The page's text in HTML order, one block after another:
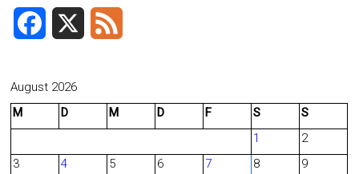
c
b
August 2026
M
D M D F S
S
1
2
3
4 5 6 7 8
9